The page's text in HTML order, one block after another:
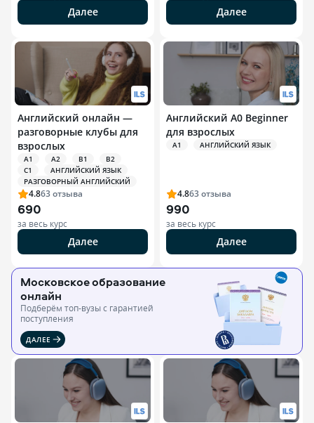
Далее Далее
Английский онлайн —
разговорные клубы для
взрослых
A1 A2 B1
B2
C1
АНГЛИЙСКИЙ ЯЗЫК
РАЗГОВОРНЫЙ АНГЛИЙСКИЙ
4.863отзыва
690
за весь курс
Далее
Английский A0 Beginner
для взрослых
A1 АНГЛИЙСКИЙ ЯЗЫК
4.863отзыва
990
за весь курс
Далее
Московское образование
онлайн
Подберём топ-вузы c гарантией
поступления
ДАЛЕЕ